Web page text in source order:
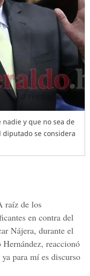
y que no sea de
se considera
raíz de los
en contra del
Nájera, durante el
reaccionó
para mí es discurso